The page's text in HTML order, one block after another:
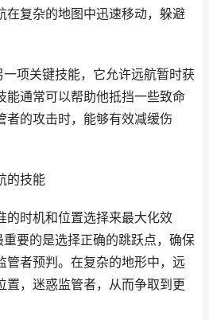
在复杂的地图中迅速移动，躲避
一项关键技能，它允许远航暂时获
能通常可以帮助他抵挡一些致命
者的攻击时，能够有效减缓伤
的技能
的时机和位置选择来最大化效
重要的是选择正确的跳跃点，确保
管者预判。在复杂的地形中，远
置，迷惑监管者，从而争取到更